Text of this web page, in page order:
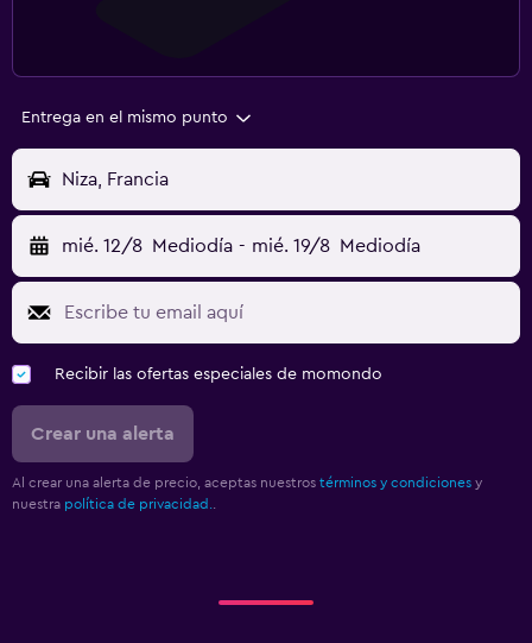
Entrega en el mismo punto
Niza, Francia
mié. 12/8 Mediodía - mié. 19/8 Mediodía
Recibir las ofertas especiales de momondo
Crear una alerta
Al crear una alerta de precio, aceptas nuestros términos y condiciones y
nuestra política de privacidad.